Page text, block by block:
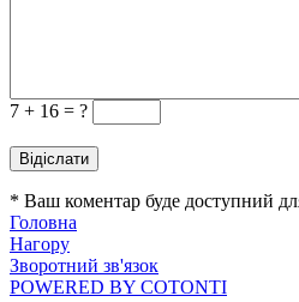
7 + 16 = ?
* Ваш коментар буде доступний
Головна
Нагору
Зворотний зв'язок
POWERED BY COTONTI